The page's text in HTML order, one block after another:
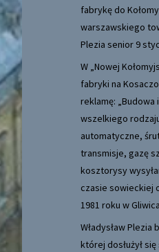
fabrykę do
warszawskiego
Plezia senior 9
W „Nowej
fabryki na
reklamę:
wszelkiego
automatyczne,
transmisje, gazę
kosztorysy
czasie sowieckiej
1981 roku w
Władysław
której dosłużył